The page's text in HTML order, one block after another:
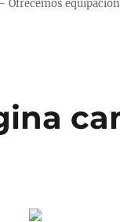
Ofrecemos